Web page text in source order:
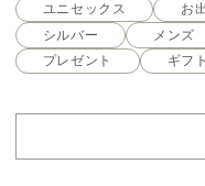
ユニセックス お
シルバー
メンズ
プレゼント
ギフト